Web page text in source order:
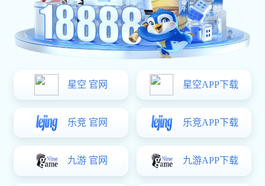
新款防拉歪平开窗方轴传动锁盒
双向传动盒CDH-B04-30 单向平开窗传动锁盒CDH-B03-20